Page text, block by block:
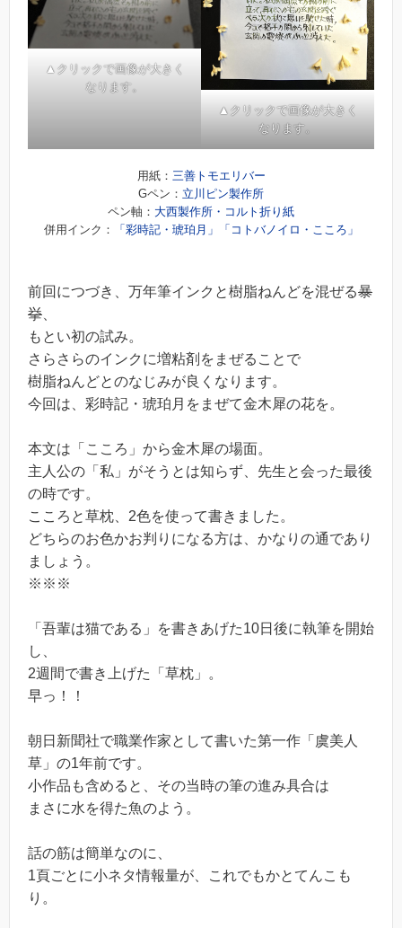
▲クリックで画像が大きく
なります。
▲クリックで画像が大きく
なります。
用紙： 三善トモエリバー
Gペン： 立川ピン製作所
ペン軸： 大西製作所・コルト折り紙
併用インク：
「彩時記・琥珀月」 「コトバノイロ・こころ」
前回につづき、万年筆インクと樹脂ねんどを混ぜる暴
挙
もとい初の試み。
さらさらのインクに増粘剤をまぜることで
樹脂ねんどとのなじみが良くなります。
今回は、彩時記・琥珀月をまぜて金木犀の花を。
本文は「こころ」から金木犀の場面。
主人公の「私」がそうとは知らず、先生と会った最後
の時です。
こころと草枕、2色を使って書きました。
どちらのお色かお判りになる方は、かなりの通であり
ましょう。
※※※
「吾輩は猫である」を書きあげた10日後に執筆を開始
し、
2週間で書き上げた「草枕」。
早っ！！
朝日新聞社で職業作家として書いた第一作「虞美人
草」の1年前です。
小作品も含めると、その当時の筆の進み具合は
まさに水を得た魚のよう。
話の筋は簡単なのに、
1頁ごとに小ネタ情報量が、これでもかとてんこも
り。